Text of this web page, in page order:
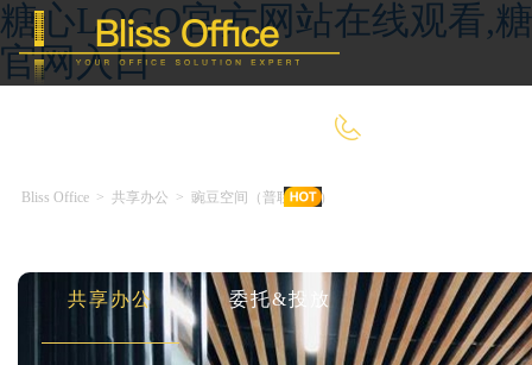
糖心LOGO官方网站在线观看,
官网入口
共享办公 委托&投放
Bliss Office > 共享办公 > 豌豆空间（普联大厦）